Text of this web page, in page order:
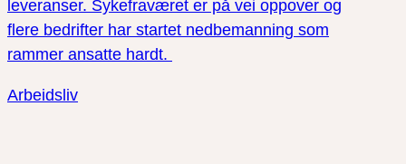
leveranser. Sykefraværet er på vei oppover og
flere bedrifter har startet nedbemanning som
rammer ansatte hardt.
Arbeidsliv